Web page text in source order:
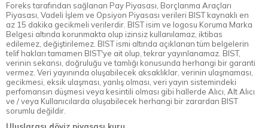
Foreks tarafından sağlanan Pay Piyasası, Borçlanma Araçları
Piyasası, Vadeli İşlem ve Opsiyon Piyasası verileri BIST kaynaklı en
az 15 dakika gecikmeli verilerdir. BIST isim ve logosu Koruma Marka
Belgesi altında korunmakta olup izinsiz kullanılamaz, iktibas
edilemez, değiştirilemez. BIST ismi altında açıklanan tüm belgelerin
telif hakları tamamen BIST'ye ait olup, tekrar yayınlanamaz. BIST,
verinin sekansı, doğruluğu ve tamlığı konusunda herhangi bir garanti
vermez. Veri yayınında oluşabilecek aksaklıklar, verinin ulaşmaması,
gecikmesi, eksik ulaşması, yanlış olması, veri yayın sistemindeki
perfomansın düşmesi veya kesintili olması gibi hallerde Alıcı, Alt Alıcı
ve / veya Kullanıcılarda oluşabilecek herhangi bir zarardan BIST
sorumlu değildir.